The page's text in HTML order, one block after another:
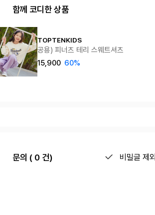
함께 코디한 상품
TOPTENKIDS
공용) 피너츠 테리 스웨트셔츠
15,900 60%
문의 ( 0 건) 비밀글 제외